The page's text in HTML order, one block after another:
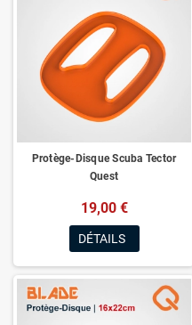
Protège-Disque Scuba Tector
Quest
19,00 €
DÉTAILS